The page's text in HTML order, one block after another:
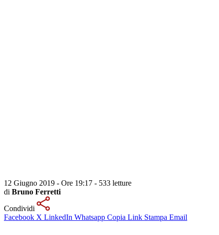
12 Giugno 2019 - Ore 19:17 - 533 letture
di Bruno Ferretti
Condividi
Facebook X LinkedIn Whatsapp Copia Link Stampa Email